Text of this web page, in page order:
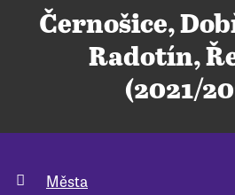
Černošice,
Radotín,
(2021/
Města